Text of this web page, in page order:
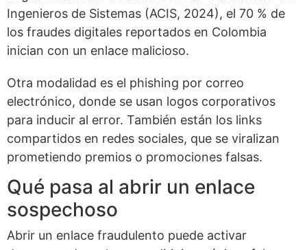
Ingenieros de Sistemas (ACIS, 2024), el 70 % de
los fraudes digitales reportados en Colombia
inician con un enlace malicioso.
Otra modalidad es el phishing por correo
electrónico, donde se usan logos corporativos
para inducir al error. También están los links
compartidos en redes sociales, que se viralizan
prometiendo premios o promociones falsas.
Qué pasa al abrir un enlace
sospechoso
Abrir un enlace fraudulento puede activar